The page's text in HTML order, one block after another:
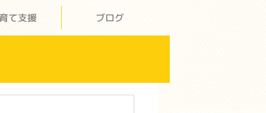
て支援 ブログ